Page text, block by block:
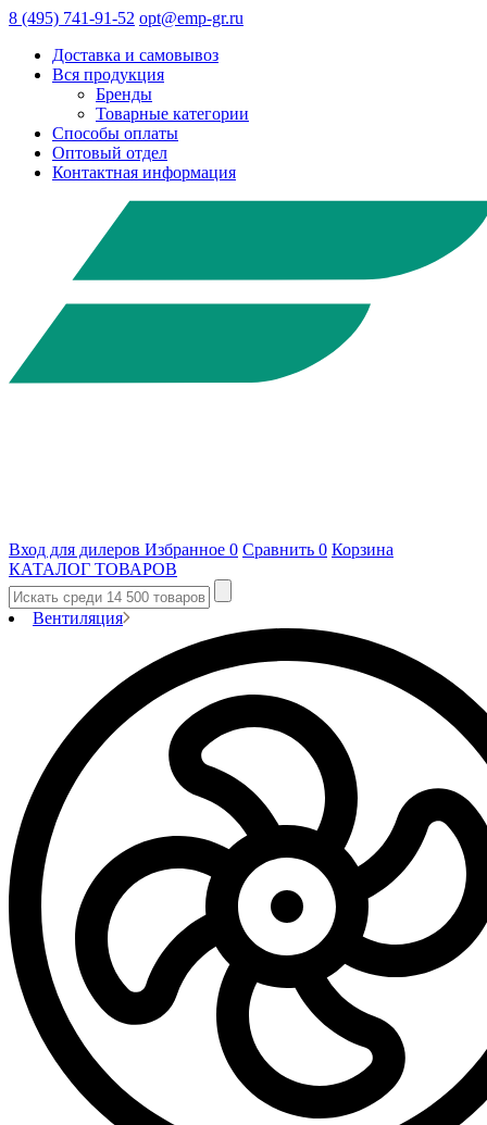
8 (495) 741-91-52 opt@emp-gr.ru
Доставка и самовывоз
Вся продукция
Бренды
Товарные категории
Способы оплаты
Оптовый отдел
Контактная информация
Вход для дилеров Избранное 0 Сравнить 0 Корзина
КАТАЛОГ ТОВАРОВ
Вентиляция